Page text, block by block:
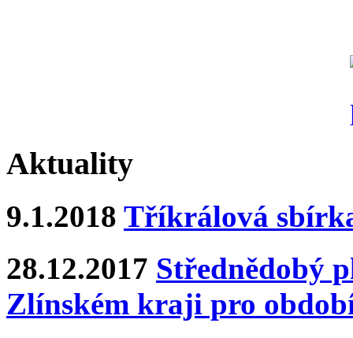
Aktuality
9.1.2018 Tříkrálová
28.12.2017 Střednědobý
Zlínském kraji pro